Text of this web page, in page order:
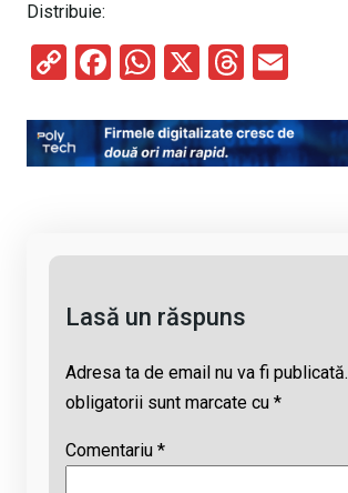
Distribuie:
C
py
Li
F
ce
b
W
at
s
X
T
e
a
ail
Lasă un răspuns
Adresa ta de email nu va fi publicată.
obligatorii sunt marcate cu *
Comentariu *